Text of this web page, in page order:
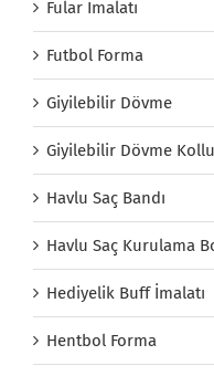
Fular İmalatı
Futbol Forma
Giyilebilir Dövme
Giyilebilir Dövme
Havlu Saç Bandı
Havlu Saç Kurulama
Hediyelik Buff İmalatı
Hentbol Forma